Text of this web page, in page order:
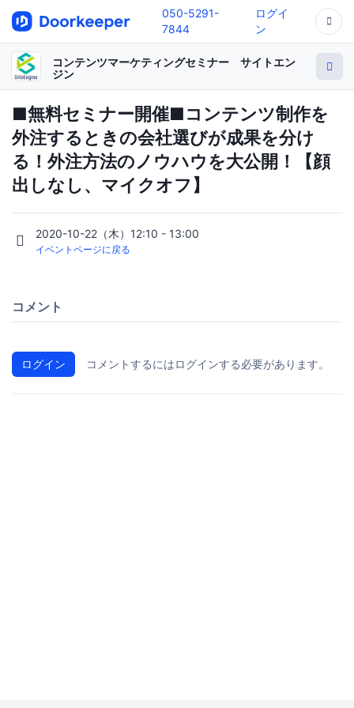
050-5291-
7844
ログイ
ン
コンテンツマーケティングセミナー サイトエン
ジン
■無料セミナー開催■コンテンツ制作を
外注するときの会社選びが成果を分け
る！外注方法のノウハウを大公開！【顔
出しなし、マイクオフ】
2020-10-22（木）12:10 - 13:00
イベントページに戻る
コメント
ログイン コメントするにはログインする必要があります。